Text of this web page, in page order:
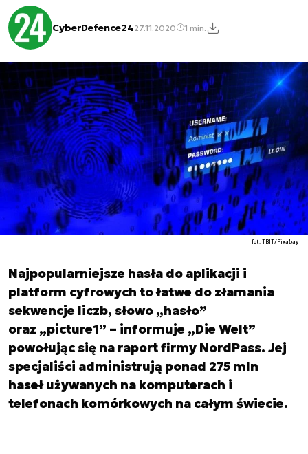
CyberDefence2427.11.2020 1 min.
fot. TBIT/Pixabay
Najpopularniejsze hasła do aplikacji i
platform cyfrowych to łatwe do złamania
sekwencje liczb, słowo „hasło”
oraz „picture1” – informuje „Die Welt”
powołując się na raport firmy NordPass. Jej
specjaliści administrują ponad 275 mln
haseł używanych na komputerach i
telefonach komórkowych na całym świecie.